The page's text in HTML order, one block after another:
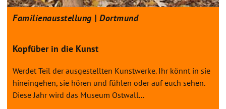
Familienausstellung | Dortmund
Kopfüber in die Kunst
Werdet Teil der ausgestellten Kunstwerke. Ihr könnt in sie
hineingehen, sie hören und fühlen oder auf euch sehen.
Diese Jahr wird das Museum Ostwall...